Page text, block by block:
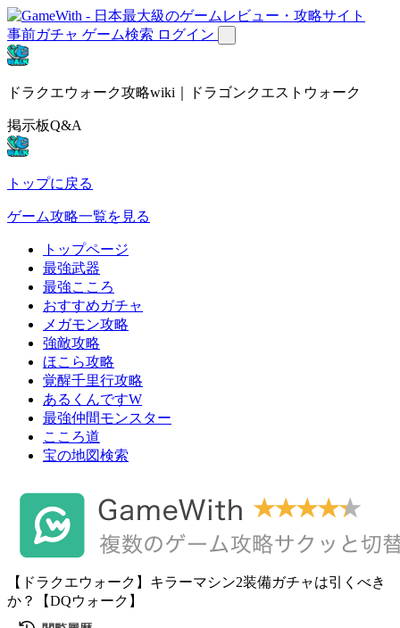
事前ガチャ ゲーム検索 ログイン
ドラクエウォーク攻略wiki｜ドラゴンクエストウォーク
掲示板Q&A
トップに戻る
ゲーム攻略一覧を見る
トップページ
最強武器
最強こころ
おすすめガチャ
メガモン攻略
強敵攻略
ほこら攻略
覚醒千里行攻略
あるくんですW
最強仲間モンスター
こころ道
宝の地図検索
【ドラクエウォーク】キラーマシン2装備ガチャは引くべき
か？【DQウォーク】